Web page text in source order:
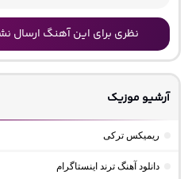
نظری برای این آهنگ ارسال
آرشیو موزیک
ریمیکس ترکی
دانلود آهنگ ترند اینستاگرام